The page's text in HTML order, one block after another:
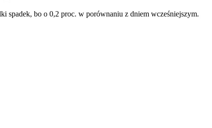
spadek, bo o 0,2 proc. w porównaniu z dniem wcześniejszym.